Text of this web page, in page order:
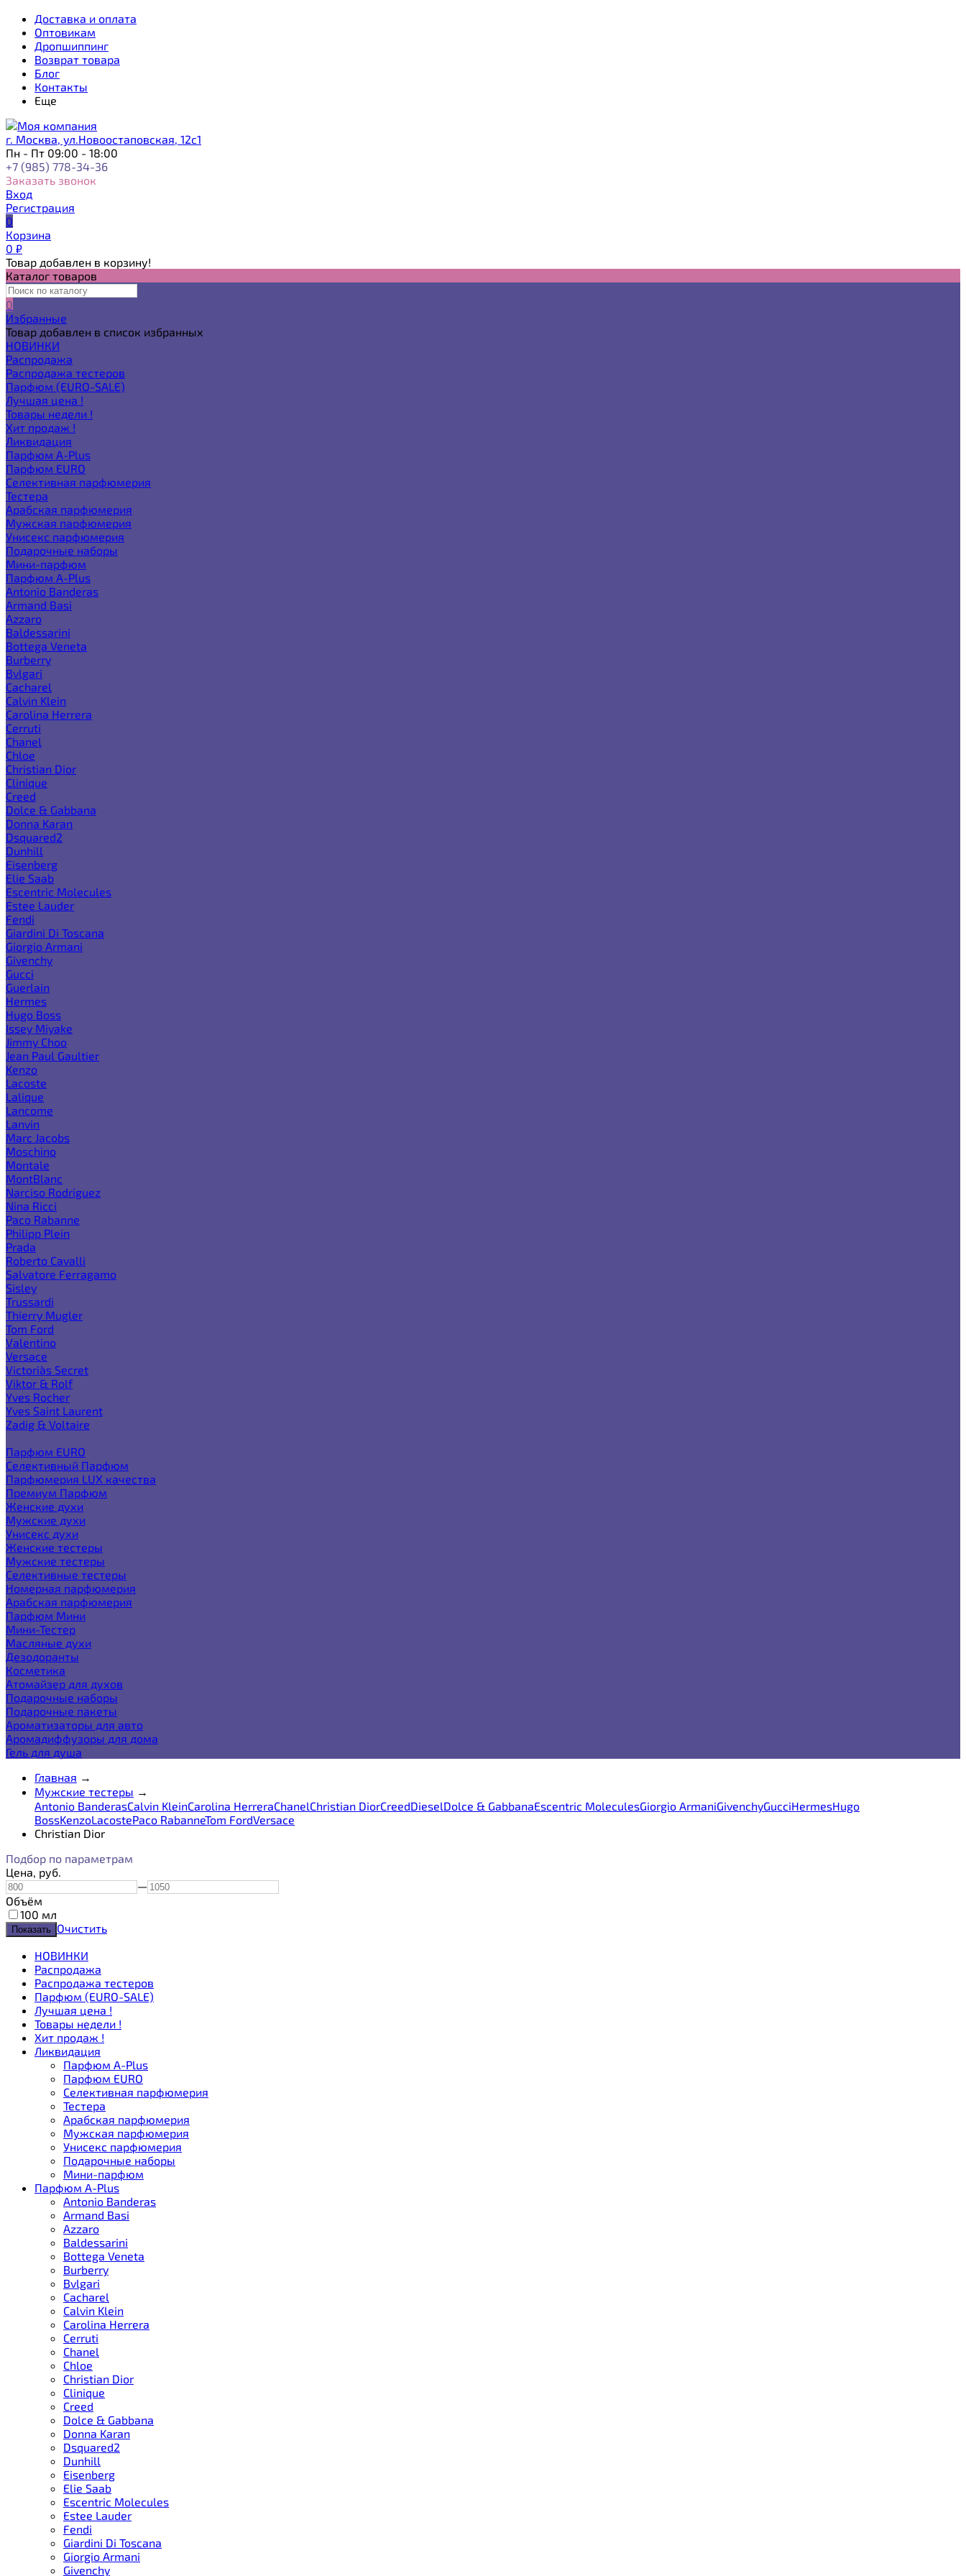
Доставка и оплата
Оптовикам
Дропшиппинг
Возврат товара
Блог
Контакты
Еще
г. Москва, ул.Новоостаповская, 12с1
Пн - Пт 09:00 - 18:00
+7 (985) 778-34-36
Заказать звонок
Вход
Регистрация
0
Корзина
0 ₽
Товар добавлен в корзину!
Каталог товаров
0
Избранные
Товар добавлен в список избранных
НОВИНКИ
Распродажа
Распродажа тестеров
Парфюм (EURO-SALE)
Лучшая цена !
Товары недели !
Хит продаж !
Ликвидация
Парфюм A-Plus
Парфюм EURO
Селективная парфюмерия
Тестера
Арабская парфюмерия
Мужская парфюмерия
Унисекс парфюмерия
Подарочные наборы
Мини-парфюм
Парфюм A-Plus
Antonio Banderas
Armand Basi
Azzaro
Baldessarini
Bottega Veneta
Burberry
Bvlgari
Cacharel
Calvin Klein
Carolina Herrera
Cerruti
Chanel
Chloe
Christian Dior
Clinique
Creed
Dolce & Gabbana
Donna Karan
Dsquared2
Dunhill
Eisenberg
Elie Saab
Escentric Molecules
Estee Lauder
Fendi
Giardini Di Toscana
Giorgio Armani
Givenchy
Gucci
Guerlain
Hermes
Hugo Boss
Issey Miyake
Jimmy Choo
Jean Paul Gaultier
Kenzo
Lacoste
Lalique
Lancome
Lanvin
Marc Jacobs
Moschino
Montale
MontBlanc
Narciso Rodriguez
Nina Ricci
Paco Rabanne
Philipp Plein
Prada
Roberto Cavalli
Salvatore Ferragamo
Sisley
Trussardi
Thierry Mugler
Tom Ford
Valentino
Versace
Victoria`s Secret
Viktor & Rolf
Yves Rocher
Yves Saint Laurent
Zadig & Voltaire
Парфюм EURO
Селективный Парфюм
Парфюмерия LUX качества
Премиум Парфюм
Женские духи
Мужские духи
Унисекс духи
Женские тестеры
Мужские тестеры
Селективные тестеры
Номерная парфюмерия
Арабская парфюмерия
Парфюм Мини
Мини-Тестер
Масляные духи
Дезодоранты
Косметика
Атомайзер для духов
Подарочные наборы
Подарочные пакеты
Ароматизаторы для авто
Аромадиффузоры для дома
Гель для душа
Главная →
Мужские тестеры →
Antonio BanderasCalvin KleinCarolina HerreraChanelChristian DiorCreedDieselDolce & GabbanaEscentric MoleculesGiorgio ArmaniGivenchyGucciHermesHugo
BossKenzoLacostePaco RabanneTom FordVersace
Christian Dior
Подбор по параметрам
Цена, руб.
—
Объём
100 мл
Очистить
НОВИНКИ
Распродажа
Распродажа тестеров
Парфюм (EURO-SALE)
Лучшая цена !
Товары недели !
Хит продаж !
Ликвидация
Парфюм A-Plus
Парфюм EURO
Селективная парфюмерия
Тестера
Арабская парфюмерия
Мужская парфюмерия
Унисекс парфюмерия
Подарочные наборы
Мини-парфюм
Парфюм A-Plus
Antonio Banderas
Armand Basi
Azzaro
Baldessarini
Bottega Veneta
Burberry
Bvlgari
Cacharel
Calvin Klein
Carolina Herrera
Cerruti
Chanel
Chloe
Christian Dior
Clinique
Creed
Dolce & Gabbana
Donna Karan
Dsquared2
Dunhill
Eisenberg
Elie Saab
Escentric Molecules
Estee Lauder
Fendi
Giardini Di Toscana
Giorgio Armani
Givenchy